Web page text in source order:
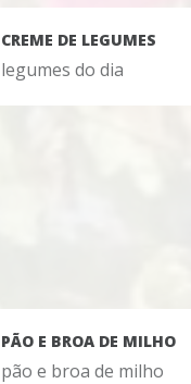
CREME DE LEGUMES
legumes do dia
PÃO E BROA DE MILHO
pão e broa de milho